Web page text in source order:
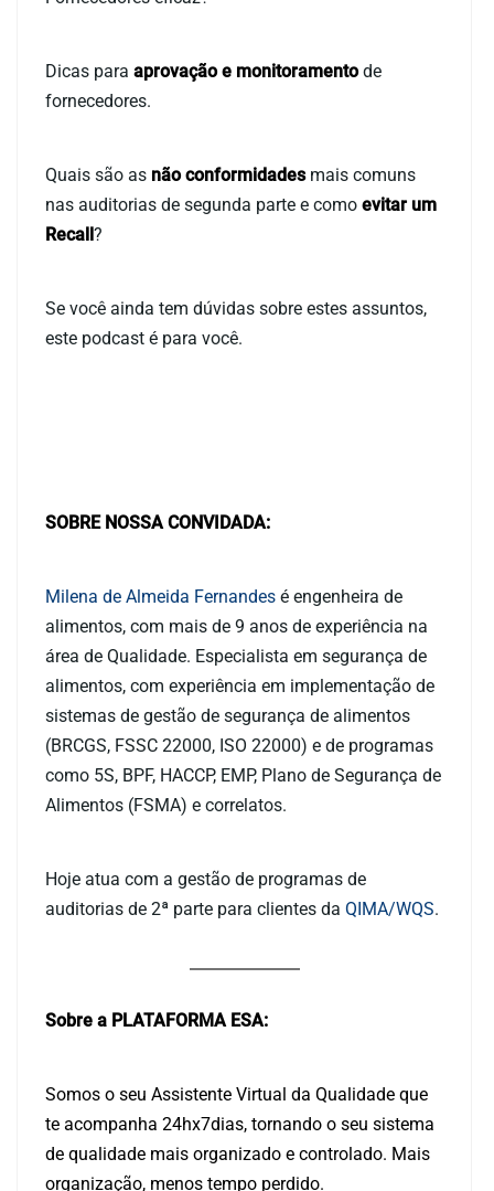
Dicas para aprovação e monitoramentode
fornecedores.
Quais são as não conformidadesmais comuns
nas auditorias de segunda parte e como evitar um
Recall?
Se você ainda tem dúvidas sobre estes assuntos,
este podcast é para você.
SOBRE NOSSA CONVIDADA:
Milena de Almeida Fernandes é engenheira de
alimentos, com mais de 9 anos de experiência na
área de Qualidade. Especialista em segurança de
alimentos, com experiência em implementação de
sistemas de gestão de segurança de alimentos
(BRCGS, FSSC 22000, ISO 22000) e de programas
como 5S, BPF, HACCP, EMP, Plano de Segurança de
Alimentos (FSMA) e correlatos.
Hoje atua com a gestão de programas de
auditorias de 2ª parte para clientes da QIMA/WQS.
Sobre a PLATAFORMA ESA:
Somos o seu Assistente Virtual da Qualidade que
te acompanha 24hx7dias, tornando o seu sistema
de qualidade mais organizado e controlado. Mais
organização, menos tempo perdido.